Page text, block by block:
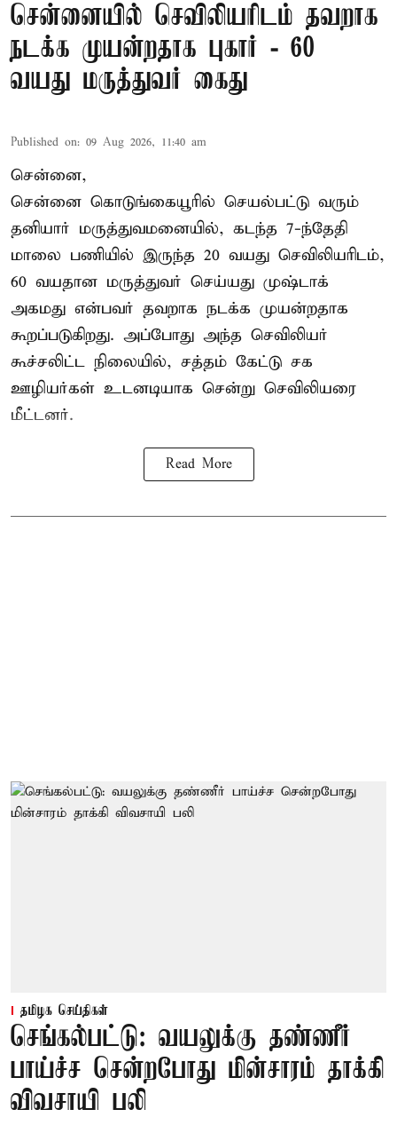
சென்னையில் செவிலியரிடம் தவறாக
நடக்க முயன்றதாக புகார் - 60
வயது மருத்துவர் கைது
Published on: 09 Aug 2026, 11:40 am
சென்னை,
சென்னை கொடுங்கையூரில் செயல்பட்டு வரும்
தனியார் மருத்துவமனையில், கடந்த 7-ந்தேதி
மாலை பணியில் இருந்த 20 வயது செவிலியரிடம்,
60 வயதான மருத்துவர் செய்யது முஷ்டாக்
அகமது என்பவர் தவறாக நடக்க முயன்றதாக
கூறப்படுகிறது. அப்போது அந்த செவிலியர்
கூச்சலிட்ட நிலையில், சத்தம் கேட்டு சக
ஊழியர்கள் உடனடியாக சென்று செவிலியரை
மீட்டனர்.
Read More
தமிழக செய்திகள்
செங்கல்பட்டு: வயலுக்கு தண்ணீர்
பாய்ச்ச சென்றபோது மின்சாரம் தாக்கி
விவசாயி பலி